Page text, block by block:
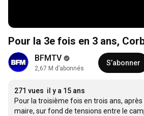
Pour la 3e fois en 3 ans,
BFMTV
2,67 M d’abonnés
S’abonner
271 vues il y a 15 ans
Pour la troisième fois en trois ans,
maire, sur fond de tensions entre le